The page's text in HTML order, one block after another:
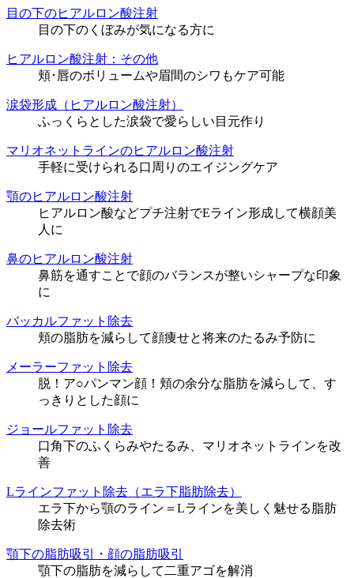
目の下のヒアルロン酸注射
目の下のくぼみが気になる方に
ヒアルロン酸注射：その他
頬･唇のボリュームや眉間のシワもケア可能
涙袋形成（ヒアルロン酸注射）
ふっくらとした涙袋で愛らしい目元作り
マリオネットラインのヒアルロン酸注射
手軽に受けられる口周りのエイジングケア
顎のヒアルロン酸注射
ヒアルロン酸などプチ注射でEライン形成して横顔美
人に
鼻のヒアルロン酸注射
鼻筋を通すことで顔のバランスが整いシャープな印象
に
バッカルファット除去
頬の脂肪を減らして顔痩せと将来のたるみ予防に
メーラーファット除去
脱！ア○パンマン顔！頬の余分な脂肪を減らして、す
っきりとした顔に
ジョールファット除去
口角下のふくらみやたるみ、マリオネットラインを改
善
Lラインファット除去（エラ下脂肪除去）
エラ下から顎のライン＝Lラインを美しく魅せる脂肪
除去術
顎下の脂肪吸引・顔の脂肪吸引
顎下の脂肪を減らして二重アゴを解消